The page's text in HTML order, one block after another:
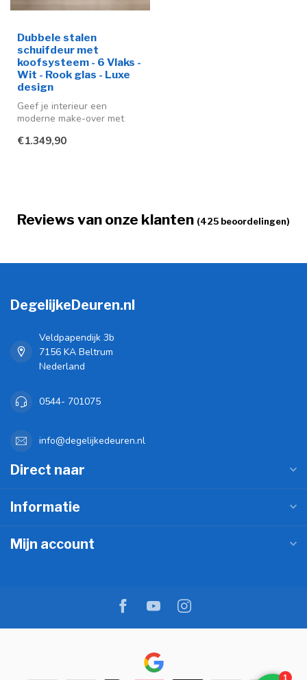
Dubbele stalen
schuifdeur met
koofsysteem - 6 Vlaks -
Wit - Rook glas - Luxe
design
Geef je interieur een
moderne make-over met
schuifdeuren ...
€1.349,90
Reviews van onze klanten (425 beoordelingen)
DegelijkeDeuren.nl
Veldpapendijk 3b
7156 KA Beltrum
Nederland
0544- 701075
info@degelijkedeuren.nl
Direct naar
Informatie
Mijn account